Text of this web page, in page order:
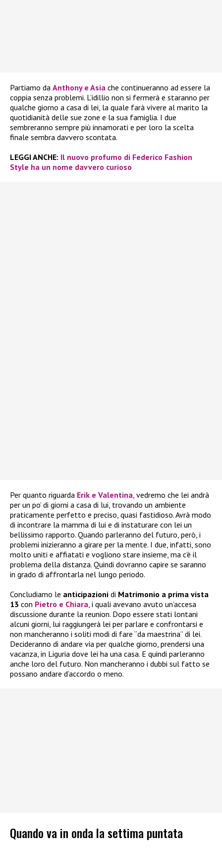
Partiamo da Anthony e Asia che continueranno ad essere la
coppia senza problemi. L’idillio non si fermerà e staranno per
qualche giorno a casa di lei, la quale farà vivere al marito la
quotidianità delle sue zone e la sua famiglia. I due
sembreranno sempre più innamorati e per loro la scelta
finale sembra davvero scontata.
LEGGI ANCHE: Il nuovo profumo di Federico Fashion
Style ha un nome davvero curioso
Per quanto riguarda Erik e Valentina, vedremo che lei andrà
per un po’ di giorni a casa di lui, trovando un ambiente
praticamente perfetto e preciso, quasi fastidioso. Avrà modo
di incontrare la mamma di lui e di instaturare con lei un
bellissimo rapporto. Quando parleranno del futuro, però, i
problemi inizieranno a girare per la mente. I due, infatti, sono
molto uniti e affiatati e vogliono stare insieme, ma c’è il
problema della distanza. Quindi dovranno capire se saranno
in grado di affrontarla nel lungo periodo.
Concludiamo le anticipazioni di Matrimonio a prima vista
13 con Pietro e Chiara, i quali avevano avuto un’accesa
discussione durante la reunion. Dopo essere stati lontani
alcuni giorni, lui raggiungerà lei per parlare e confrontarsi e
non mancheranno i soliti modi di fare “da maestrina” di lei.
Decideranno di andare via per qualche giorno, prendersi una
vacanza, in Liguria dove lei ha una casa. E quindi parleranno
anche loro del futuro. Non mancheranno i dubbi sul fatto se
possano andare d’accordo o meno.
Quando va in onda la settima puntata